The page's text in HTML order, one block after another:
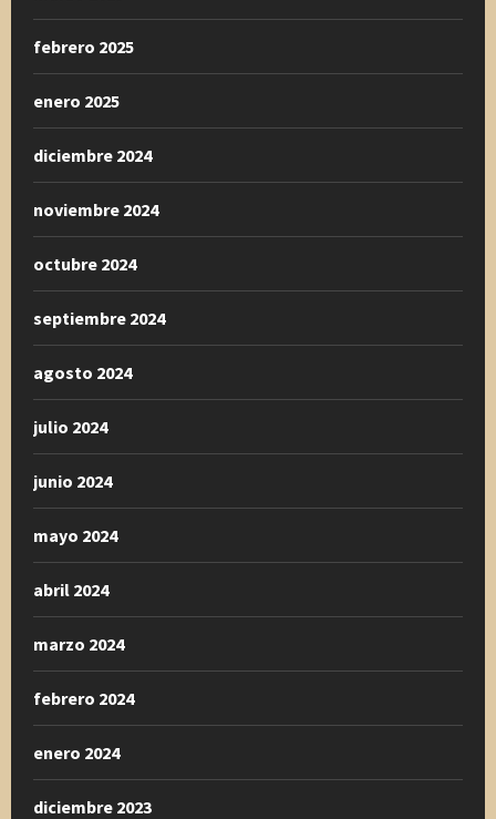
febrero 2025
enero 2025
diciembre 2024
noviembre 2024
octubre 2024
septiembre 2024
agosto 2024
julio 2024
junio 2024
mayo 2024
abril 2024
marzo 2024
febrero 2024
enero 2024
diciembre 2023